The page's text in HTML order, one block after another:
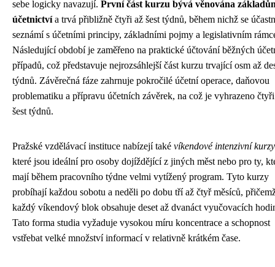
sebe logicky navazují. První část kurzu bývá věnována
účetnictvía trvá přibližně čtyři až šest týdnů, během nichž se
seznámí s účetními principy, základními pojmy a legislativním
Následující období je zaměřeno na praktické účtování běžných
případů, což představuje nejrozsáhlejší část kurzu trvající osm až
týdnů. Závěrečná fáze zahrnuje pokročilé účetní operace, daňovou
problematiku a přípravu účetních závěrek, na což je vyhrazeno
šest týdnů.
Pražské vzdělávací instituce nabízejí také víkendové intenzivní kurzy
které jsou ideální pro osoby dojíždějící z jiných měst nebo pro ty,
mají během pracovního týdne velmi vytížený program. Tyto kurzy
probíhají každou sobotu a neděli po dobu tří až čtyř měsíců,
každý víkendový blok obsahuje deset až dvanáct vyučovacích
Tato forma studia vyžaduje vysokou míru koncentrace a schopnost
vstřebat velké množství informací v relativně krátkém čase.